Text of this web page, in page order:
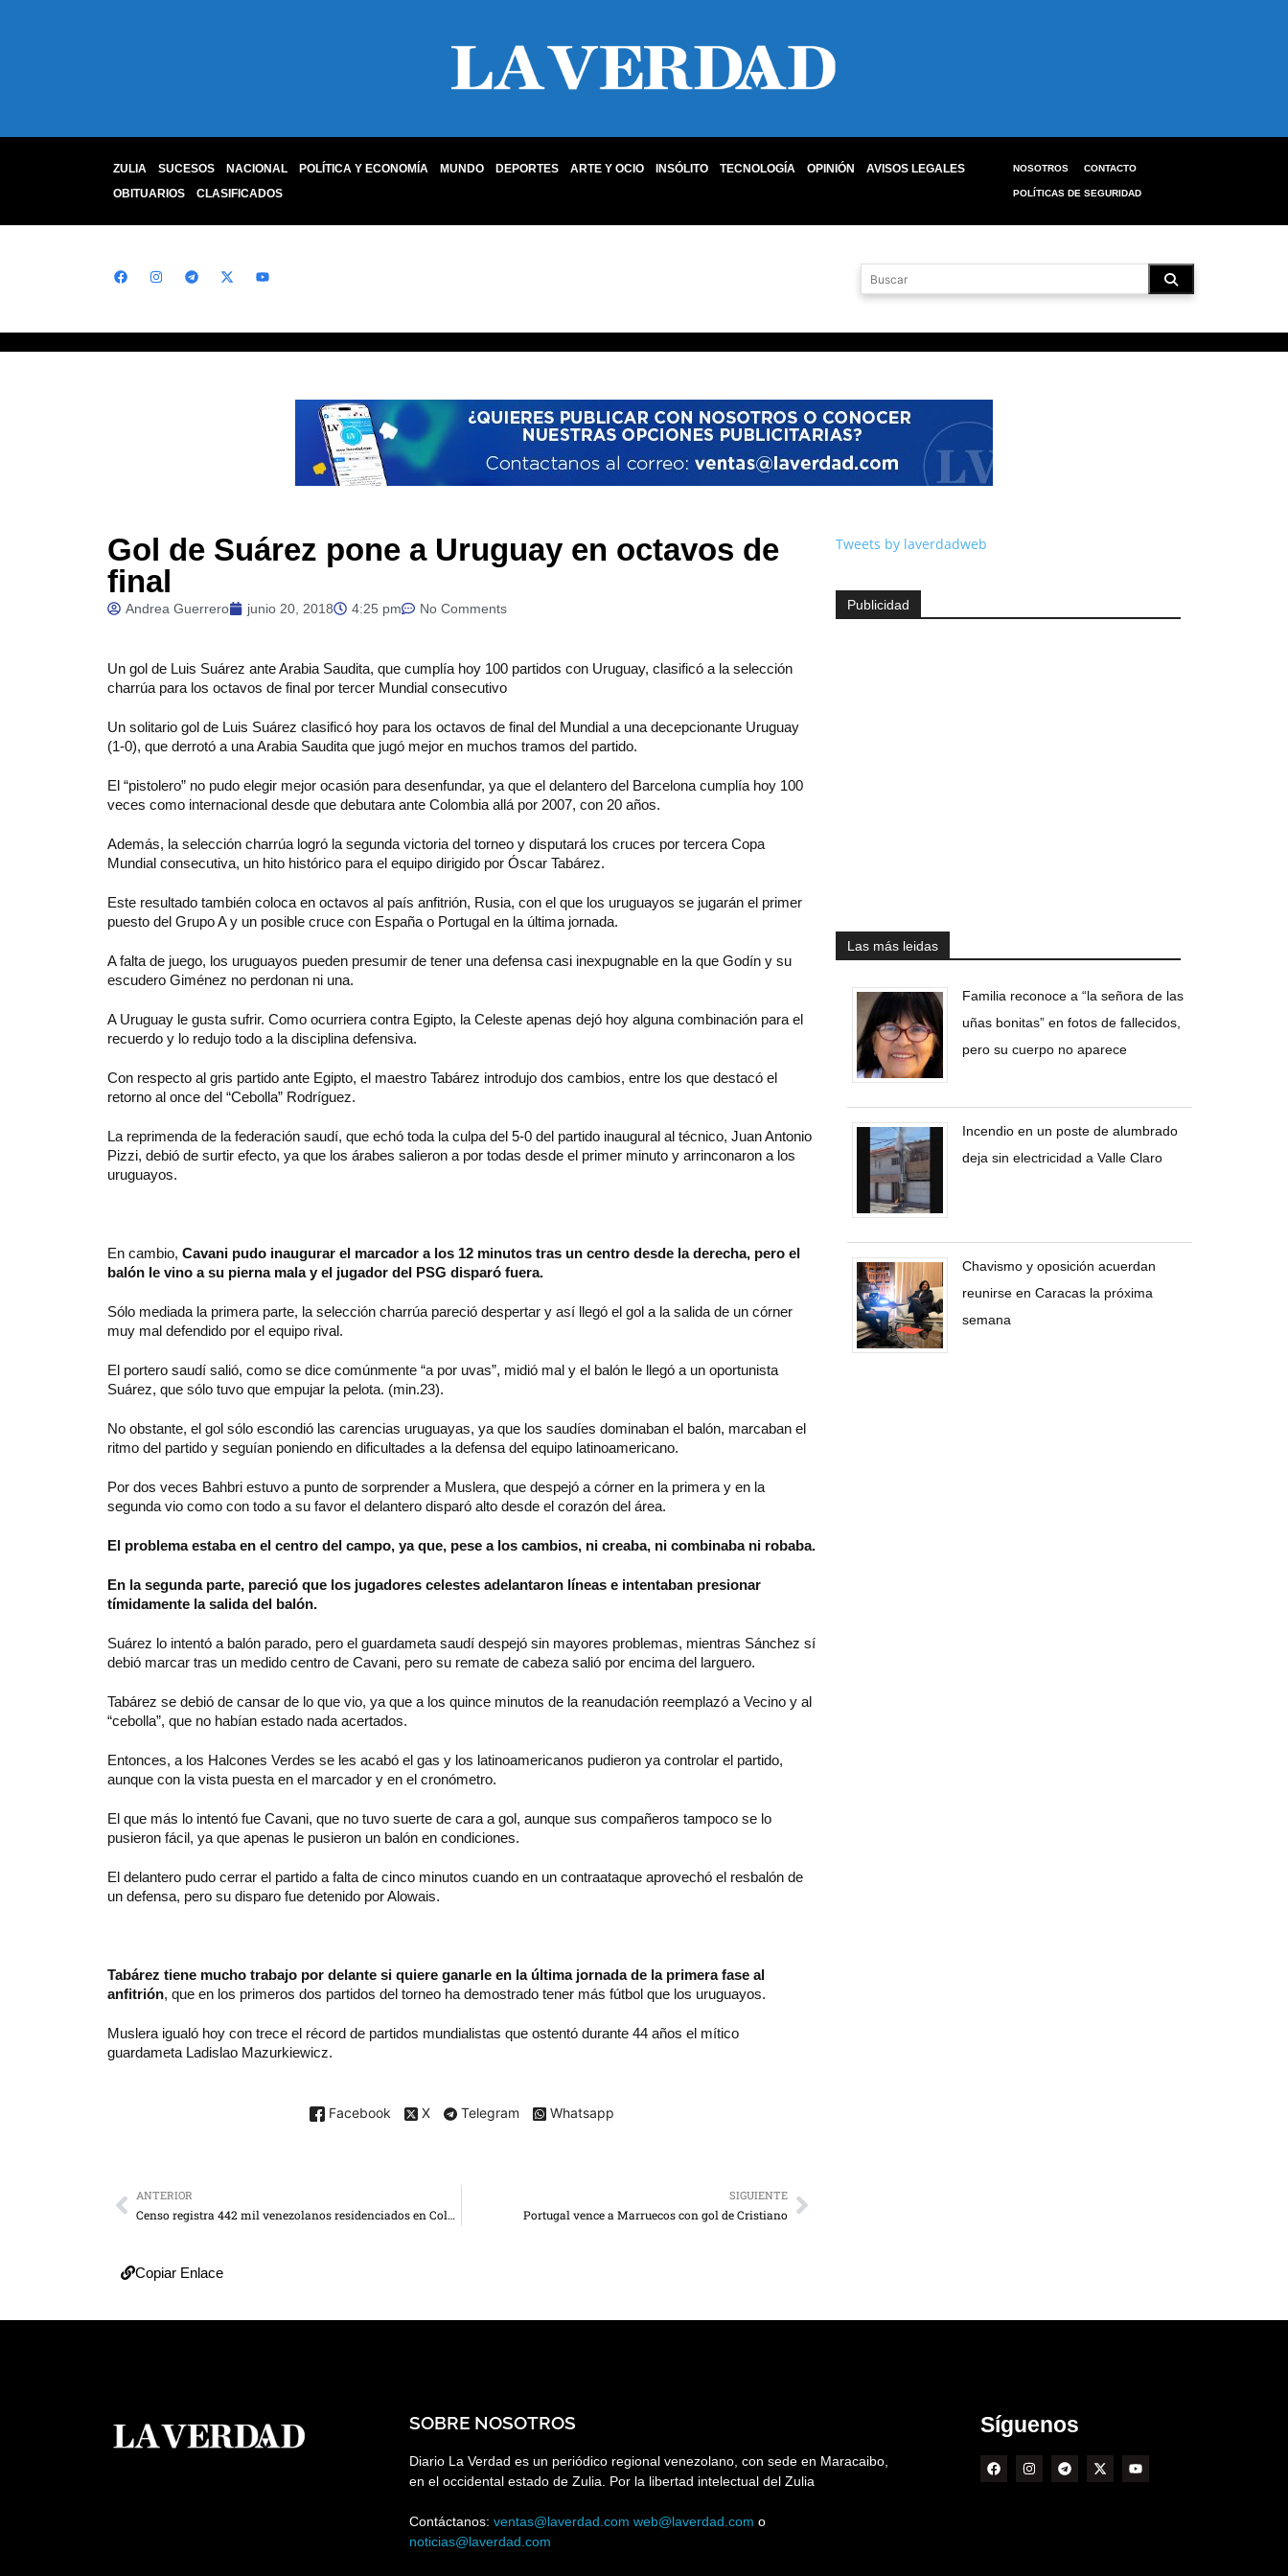
ZULIA SUCESOS NACIONAL POLÍTICA Y ECONOMÍA MUNDO DEPORTES ARTE Y OCIO INSÓLITO TECNOLOGÍA OPINIÓN
AVISOS LEGALES
OBITUARIOS
CLASIFICADOS
NOSOTROS CONTACTO
POLÍTICAS DE SEGURIDAD
Gol de Suárez pone a Uruguay en octavos de
final
Andrea Guerrero junio 20, 2018 4:25 pm No Comments
Un gol de Luis Suárez ante Arabia Saudita, que cumplía hoy 100 partidos con Uruguay, clasificó a la selección
charrúa para los octavos de final por tercer Mundial consecutivo
Un solitario gol de Luis Suárez clasificó hoy para los octavos de final del Mundial a una decepcionante Uruguay
(1-0), que derrotó a una Arabia Saudita que jugó mejor en muchos tramos del partido.
El “pistolero” no pudo elegir mejor ocasión para desenfundar, ya que el delantero del Barcelona cumplía hoy 100
veces como internacional desde que debutara ante Colombia allá por 2007, con 20 años.
Además, la selección charrúa logró la segunda victoria del torneo y disputará los cruces por tercera Copa
Mundial consecutiva, un hito histórico para el equipo dirigido por Óscar Tabárez.
Este resultado también coloca en octavos al país anfitrión, Rusia, con el que los uruguayos se jugarán el primer
puesto del Grupo A y un posible cruce con España o Portugal en la última jornada.
A falta de juego, los uruguayos pueden presumir de tener una defensa casi inexpugnable en la que Godín y su
escudero Giménez no perdonan ni una.
A Uruguay le gusta sufrir. Como ocurriera contra Egipto, la Celeste apenas dejó hoy alguna combinación para el
recuerdo y lo redujo todo a la disciplina defensiva.
Con respecto al gris partido ante Egipto, el maestro Tabárez introdujo dos cambios, entre los que destacó el
retorno al once del “Cebolla” Rodríguez.
La reprimenda de la federación saudí, que echó toda la culpa del 5-0 del partido inaugural al técnico, Juan Antonio
Pizzi, debió de surtir efecto, ya que los árabes salieron a por todas desde el primer minuto y arrinconaron a los
uruguayos.
En cambio, Cavani pudo inaugurar el marcador a los 12 minutos tras un centro desde la derecha, pero el
balón le vino a su pierna mala y el jugador del PSG disparó fuera.
Sólo mediada la primera parte, la selección charrúa pareció despertar y así llegó el gol a la salida de un córner
muy mal defendido por el equipo rival.
El portero saudí salió, como se dice comúnmente “a por uvas”, midió mal y el balón le llegó a un oportunista
Suárez, que sólo tuvo que empujar la pelota. (min.23).
No obstante, el gol sólo escondió las carencias uruguayas, ya que los saudíes dominaban el balón, marcaban el
ritmo del partido y seguían poniendo en dificultades a la defensa del equipo latinoamericano.
Por dos veces Bahbri estuvo a punto de sorprender a Muslera, que despejó a córner en la primera y en la
segunda vio como con todo a su favor el delantero disparó alto desde el corazón del área.
El problema estaba en el centro del campo, ya que, pese a los cambios, ni creaba, ni combinaba ni robaba.
En la segunda parte, pareció que los jugadores celestes adelantaron líneas e intentaban presionar
tímidamente la salida del balón.
Suárez lo intentó a balón parado, pero el guardameta saudí despejó sin mayores problemas, mientras Sánchez sí
debió marcar tras un medido centro de Cavani, pero su remate de cabeza salió por encima del larguero.
Tabárez se debió de cansar de lo que vio, ya que a los quince minutos de la reanudación reemplazó a Vecino y al
“cebolla”, que no habían estado nada acertados.
Entonces, a los Halcones Verdes se les acabó el gas y los latinoamericanos pudieron ya controlar el partido,
aunque con la vista puesta en el marcador y en el cronómetro.
El que más lo intentó fue Cavani, que no tuvo suerte de cara a gol, aunque sus compañeros tampoco se lo
pusieron fácil, ya que apenas le pusieron un balón en condiciones.
El delantero pudo cerrar el partido a falta de cinco minutos cuando en un contraataque aprovechó el resbalón de
un defensa, pero su disparo fue detenido por Alowais.
Tabárez tiene mucho trabajo por delante si quiere ganarle en la última jornada de la primera fase al
anfitrión, que en los primeros dos partidos del torneo ha demostrado tener más fútbol que los uruguayos.
Muslera igualó hoy con trece el récord de partidos mundialistas que ostentó durante 44 años el mítico
guardameta Ladislao Mazurkiewicz.
Facebook X Telegram Whatsapp
Tweets by laverdadweb
Publicidad
Las más leidas
Familia reconoce a “la señora de las
uñas bonitas” en fotos de fallecidos,
pero su cuerpo no aparece
Incendio en un poste de alumbrado
deja sin electricidad a Valle Claro
Chavismo y oposición acuerdan
reunirse en Caracas la próxima
semana
ANTERIOR
Censo registra 442 mil venezolanos residenciados en Colombia
SIGUIENTE
Portugal vence a Marruecos con gol de Cristiano
Copiar Enlace
SOBRE NOSOTROS
Diario La Verdad es un periódico regional venezolano, con sede en Maracaibo,
en el occidental estado de Zulia. Por la libertad intelectual del Zulia
Contáctanos: ventas@laverdad.com web@laverdad.com o
noticias@laverdad.com
Síguenos